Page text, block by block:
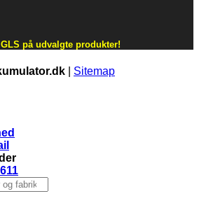
på udvalgte produkter!
Sitemap